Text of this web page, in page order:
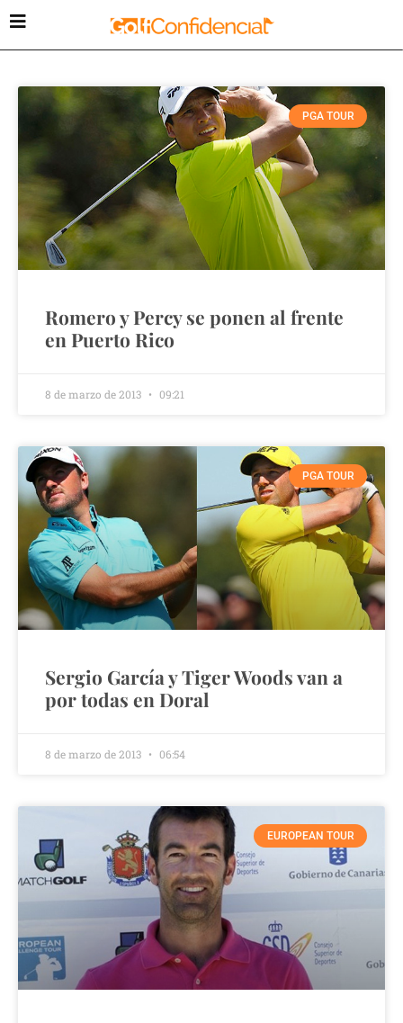
PGA TOUR
Romero y Percy se ponen al frente
en Puerto Rico
8 de marzo de 2013 09:21
PGA TOUR
Sergio García y Tiger Woods van a
por todas en Doral
8 de marzo de 2013 06:54
EUROPEAN TOUR